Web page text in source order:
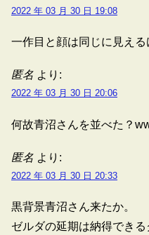
2022 年 03 月 30 日 19:08
一作目と顔は同じに見える
匿名 より:
2022 年 03 月 30 日 20:06
何故青沼さんを並べた？
匿名 より:
2022 年 03 月 30 日 20:33
黒背景青沼さん来たか。
ゼルダの延期は納得でき